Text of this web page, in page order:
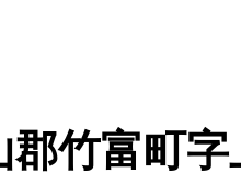
竹富町字